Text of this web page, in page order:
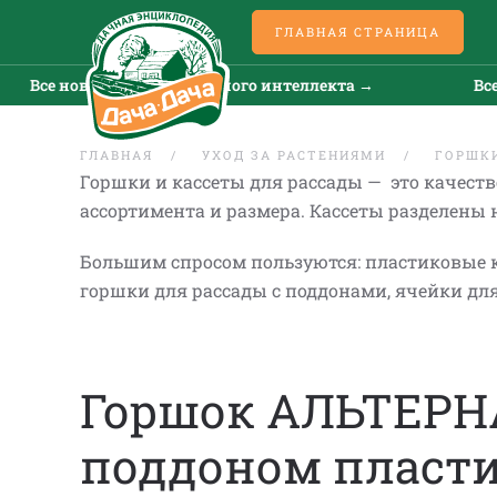
ГЛАВНАЯ СТРАНИЦА
искусственного интеллекта → Все
ГЛАВНАЯ УХОД ЗА РАСТЕНИЯМИ
Горшки и кассеты для рассады — это
ассортимента и размера. Кассеты
Большим спросом пользуются: пластиковые
горшки для рассады с поддонами, ячейки
Горшок
поддоном